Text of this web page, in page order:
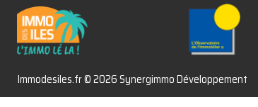
Immodesiles.fr © 2026 Synergimmo Développement